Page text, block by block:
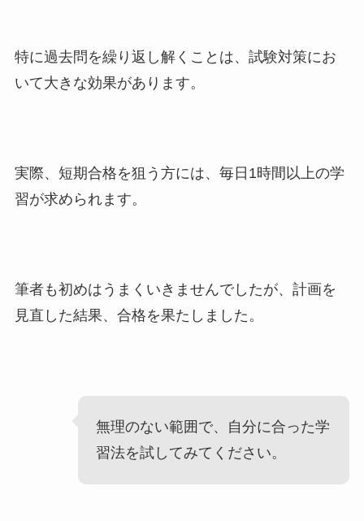
特に過去問を繰り返し解くことは、試験対策にお
いて大きな効果があります。
実際、短期合格を狙う方には、毎日1時間以上の学
習が求められます。
筆者も初めはうまくいきませんでしたが、計画を
見直した結果、合格を果たしました。
無理のない範囲で、自分に合った学
習法を試してみてください。